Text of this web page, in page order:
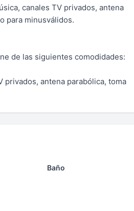
canales TV privados, antena
para minusválidos.
de las siguientes comodidades:
privados, antena parabólica, toma
Baño